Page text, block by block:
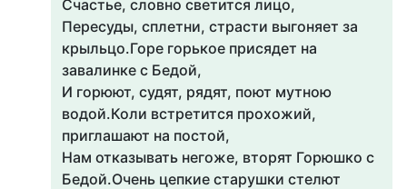
Счастье, словно светится лицо,
Пересуды, сплетни, страсти выгоняет за
крыльцо.Горе горькое присядет на
завалинке с Бедой,
И горюют, судят, рядят, поют мутною
водой.Коли встретится прохожий,
приглашают на постой,
Нам отказывать негоже, вторят Горюшко с
Бедой.Очень цепкие старушки стелют